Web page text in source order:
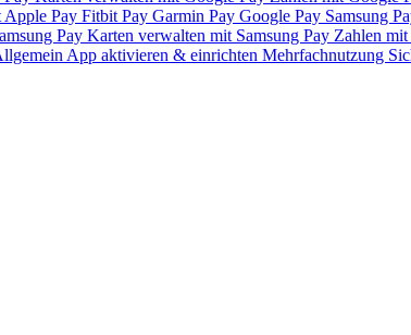
Apple Pay Fitbit Pay Garmin Pay Google Pay Samsung
Pay Karten verwalten mit Samsung Pay Zahlen mit
App aktivieren & einrichten Mehrfachnutzung